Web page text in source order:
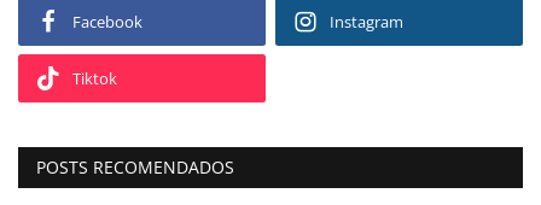
Facebook Instagram
Tiktok
POSTS RECOMENDADOS